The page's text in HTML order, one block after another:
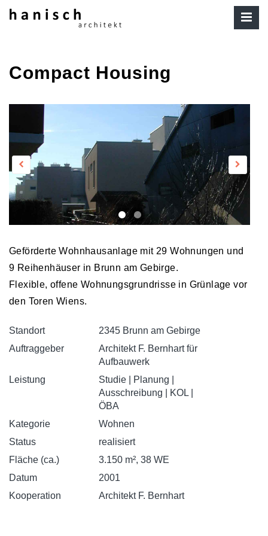
Compact Housing
Geförderte Wohnhausanlage mit 29 Wohnungen und
9 Reihenhäuser in Brunn am Gebirge.
Flexible, offene Wohnungsgrundrisse in Grünlage vor
den Toren Wiens.
Standort
2345 Brunn am Gebirge
Auftraggeber
Architekt F. Bernhart für
Aufbauwerk
Leistung
Studie | Planung |
Ausschreibung | KOL |
ÖBA
Kategorie
Wohnen
Status
realisiert
Fläche (ca.)
3.150 m², 38 WE
Datum
2001
Kooperation
Architekt F. Bernhart